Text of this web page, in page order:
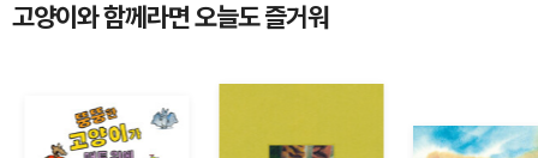
고양이와 함께라면 오늘도 즐거워